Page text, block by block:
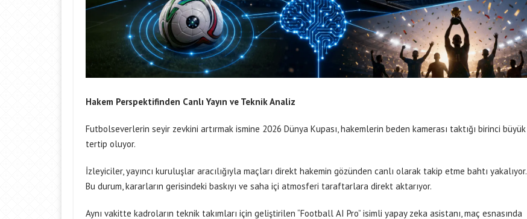
Hakem Perspektifinden Canlı Yayın ve Teknik Analiz
Futbolseverlerin seyir zevkini artırmak ismine 2026 Dünya Kupası, hakemlerin beden kamerası taktığı birinci büyük
tertip oluyor.
İzleyiciler, yayıncı kuruluşlar aracılığıyla maçları direkt hakemin gözünden canlı olarak takip etme bahtı yakalıyor.
Bu durum, kararların gerisindeki baskıyı ve saha içi atmosferi taraftarlara direkt aktarıyor.
Aynı vakitte kadroların teknik takımları için geliştirilen “Football AI Pro” isimli yapay zeka asistanı, maç esnasında